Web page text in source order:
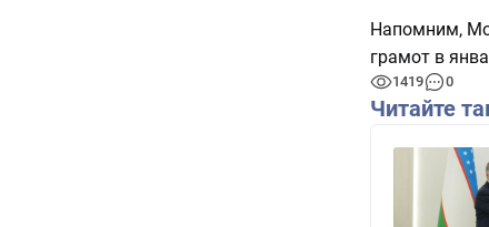
Напомним,
грамот в
1419 0
Читайте